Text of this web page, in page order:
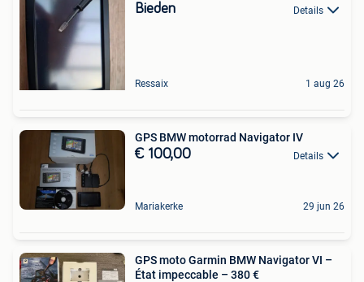
Bieden Details
Ressaix 1 aug 26
GPS BMW motorrad Navigator IV
€ 100,00 Details
Mariakerke 29 jun 26
GPS moto Garmin BMW Navigator VI –
État impeccable – 380 €